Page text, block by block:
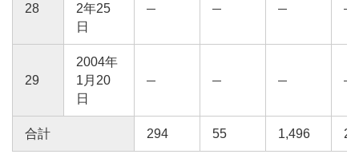
28
2年25
日
29
2004年
1月20
日
合計 294 55 1,496